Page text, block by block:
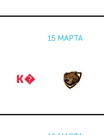
15 МАРТА
К�